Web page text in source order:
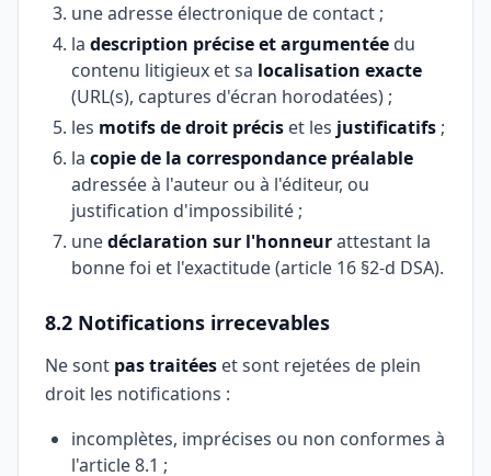
une adresse électronique de contact ;
la description précise et argumentée du
contenu litigieux et sa localisation exacte
(URL(s), captures d'écran horodatées) ;
les motifs de droit précis et les justificatifs ;
la copie de la correspondance préalable
adressée à l'auteur ou à l'éditeur, ou
justification d'impossibilité ;
unedéclaration sur l'honneurattestant la
bonne foi et l'exactitude (article 16 §2-d DSA).
8.2 Notifications irrecevables
Ne sont pas traitées et sont rejetées de plein
droit les notifications :
incomplètes, imprécises ou non conformes à
l'article 8.1 ;